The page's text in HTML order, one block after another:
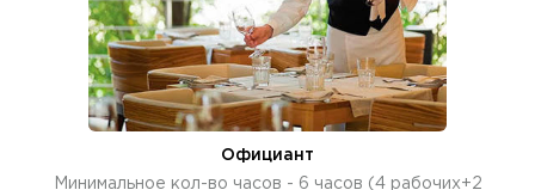
Официант
Минимальное кол-во часов - 6 часов (4 рабочих+2